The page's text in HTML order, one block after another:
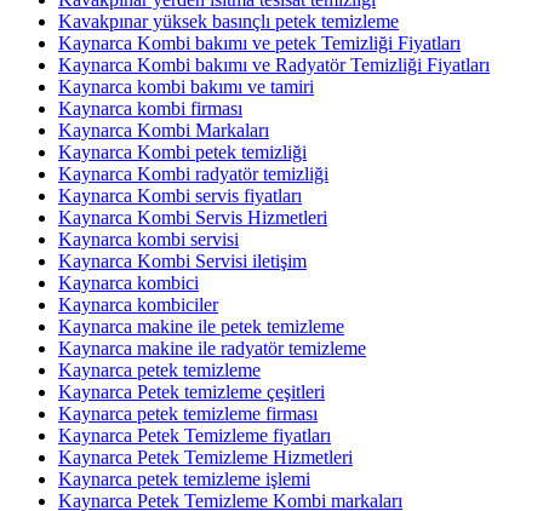
Kavakpınar yüksek basınçlı petek temizleme
Kaynarca Kombi bakımı ve petek Temizliği Fiyatları
Kaynarca Kombi bakımı ve Radyatör Temizliği Fiyatları
Kaynarca kombi bakımı ve tamiri
Kaynarca kombi firması
Kaynarca Kombi Markaları
Kaynarca Kombi petek temizliği
Kaynarca Kombi radyatör temizliği
Kaynarca Kombi servis fiyatları
Kaynarca Kombi Servis Hizmetleri
Kaynarca kombi servisi
Kaynarca Kombi Servisi iletişim
Kaynarca kombici
Kaynarca kombiciler
Kaynarca makine ile petek temizleme
Kaynarca makine ile radyatör temizleme
Kaynarca petek temizleme
Kaynarca Petek temizleme çeşitleri
Kaynarca petek temizleme firması
Kaynarca Petek Temizleme fiyatları
Kaynarca Petek Temizleme Hizmetleri
Kaynarca petek temizleme işlemi
Kaynarca Petek Temizleme Kombi markaları